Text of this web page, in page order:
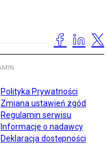
Polityka Prywatności
Zmiana ustawień zgód
Regulamin serwisu
Informacje o nadawcy
Deklaracja dostępności